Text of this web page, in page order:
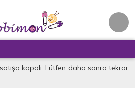
kapalı. Lütfen daha sonra tekrar